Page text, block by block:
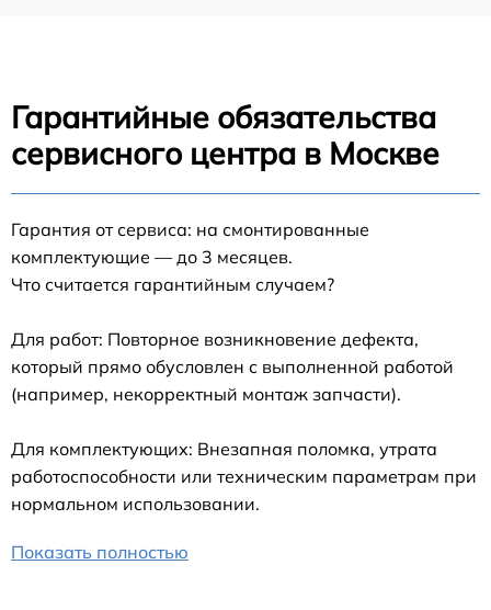
Гарантийные обязательства
сервисного центра в Москве
Гарантия от сервиса: на смонтированные
комплектующие — до 3 месяцев.
Что считается гарантийным случаем?
Для работ: Повторное возникновение дефекта,
который прямо обусловлен с выполненной работой
(например, некорректный монтаж запчасти).
Для комплектующих: Внезапная поломка, утрата
работоспособности или техническим параметрам при
нормальном использовании.
Показать полностью